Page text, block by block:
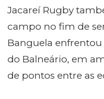
Jacareí Rugby
campo no fim de
Banguela
do Balneário, em
de pontos entre as